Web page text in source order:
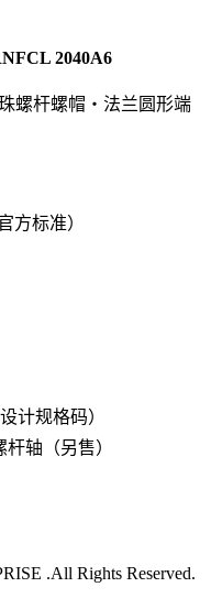
2040A6
螺杆螺帽・法兰圆形端
方标准）
计规格码）
轴（另售）
.All Rights Reserved.